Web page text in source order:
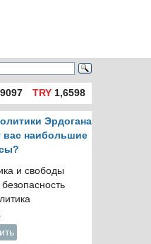
TRY1,6598
Эрдогана
вас наибольшие
и свободы